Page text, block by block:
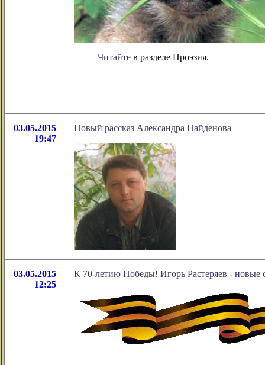
Читайте в разделе Проэзия.
03.05.2015
19:47
Новый рассказ Александра Найденова
03.05.2015
12:25
К 70-летию Победы! Игорь Растеряев - новые